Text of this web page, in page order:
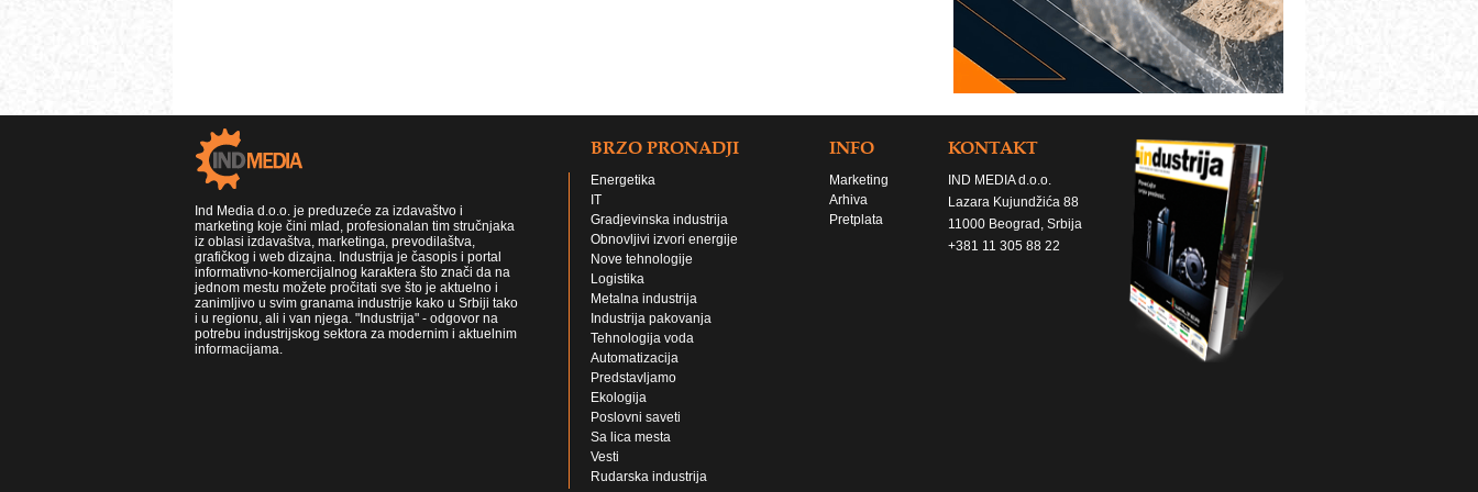
Ind Media d.o.o. je preduzeće za izdavaštvo i
marketing koje čini mlad, profesionalan tim stručnjaka
iz oblasi izdavaštva, marketinga, prevodilaštva,
grafičkog i web dizajna. Industrija je časopis i portal
informativno-komercijalnog karaktera što znači da na
jednom mestu možete pročitati sve što je aktuelno i
zanimljivo u svim granama industrije kako u Srbiji tako
i u regionu, ali i van njega. "Industrija" - odgovor na
potrebu industrijskog sektora za modernim i aktuelnim
informacijama.
BRZO PRONADJI
Energetika
IT
Gradjevinska industrija
Obnovljivi izvori energije
Nove tehnologije
Logistika
Metalna industrija
Industrija pakovanja
Tehnologija voda
Automatizacija
Predstavljamo
Ekologija
Poslovni saveti
Sa lica mesta
Vesti
Rudarska industrija
INFO
Marketing
Arhiva
Pretplata
KONTAKT
IND MEDIA d.o.o.
Lazara Kujundžića 88
11000 Beograd, Srbija
+381 11 305 88 22